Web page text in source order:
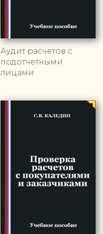
Аудит расчетов с
подотчетными
лицами